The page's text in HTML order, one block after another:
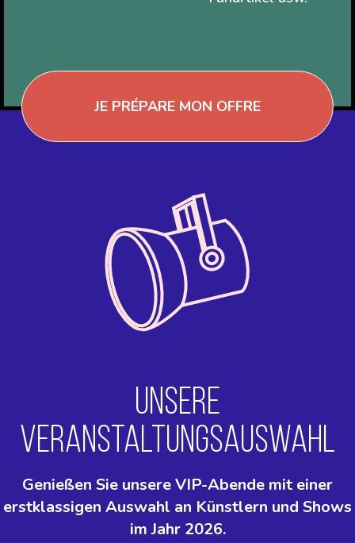
JE PRÉPARE MON OFFRE
UNSERE
VERANSTALTUNGSAUSWAHL
Genießen Sie unsere VIP-Abende mit einer
erstklassigen Auswahl an Künstlern und Shows
im Jahr 2026.